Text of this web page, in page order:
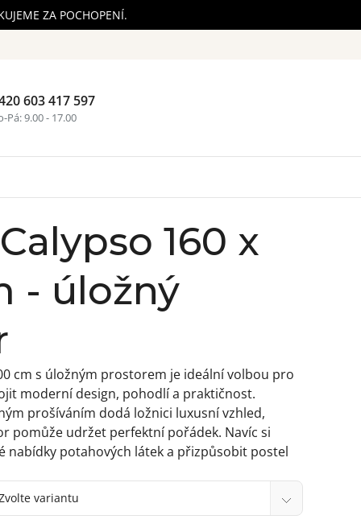
ZA POCHOPENÍ.
603 417 597
Pá: 9.00 - 17.00
160 x
- úložný
cm s úložným prostorem je ideální volbou pro
moderní design, pohodlí a praktičnost.
prošíváním dodá ložnici luxusní vzhled,
pomůže udržet perfektní pořádek. Navíc si
nabídky potahových látek a přizpůsobit postel